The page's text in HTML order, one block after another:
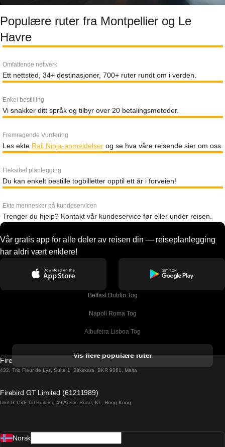
Populære ruter fra Montpellier og Le
Havre
Omfattende nettverk
Ett nettsted, 34+ destinasjoner, 700+ ruter rundt om i verden.
Enkel bestilling
Vi snakker ditt språk og tilbyr over 20 betalingsmetoder.
Fremragende Vurdering
Les ekte Rail Ninja-anmeldelserog se hva våre reisende sier om oss.
Fleksibel planlegging
Du kan enkelt bestille togbilletter opptil ett år i forveien!
Ekte mennesker på kundeservicen
Trenger du hjelp? Kontakt vår kundeservice før eller under reisen.
Vår gratis app for alle deler av reisen din — reiseplanlegging
har aldri vært enklere!
Belfast Dublin Tog
Napoli Roma Tog
Albufeira Lisboa Tog
Barcelona Madrid Tog
Barcelona Sevilla Tog
Vis flere populære ruter
Firebird GT Limited (OC 1451)
432, Triq Fleur de Lys, Suite 1, Birkirkara, BKR 9061, Malta
Firebird GT Limited (61211989)
Unit G 15/F Tal Building 49 Austin Road, KL, Hong Kong
Norsk